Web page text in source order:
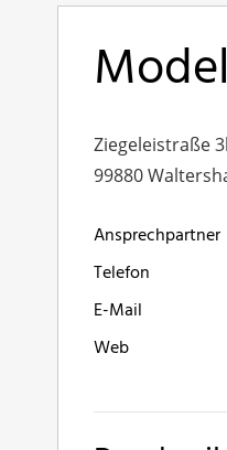
Ziegeleistraße
99880
Ansprechpartner
Telefon
E-Mail
Web